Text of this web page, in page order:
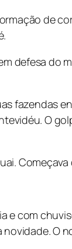
de
defesa do
fazendas
O
Começava
e com